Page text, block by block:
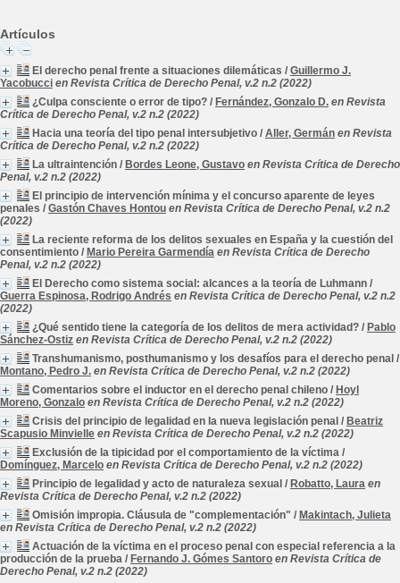
Artículos
El derecho penal frente a situaciones dilemáticas / Guillermo J.
Yacobucci en Revista Crítica de Derecho Penal, v.2 n.2 (2022)
¿Culpa consciente o error de tipo? / Fernández, Gonzalo D. en Revista
Crítica de Derecho Penal, v.2 n.2 (2022)
Hacia una teoría del tipo penal intersubjetivo / Aller, Germán en Revista
Crítica de Derecho Penal, v.2 n.2 (2022)
La ultraintención / Bordes Leone, Gustavo en Revista Crítica de Derecho
Penal, v.2 n.2 (2022)
El principio de intervención mínima y el concurso aparente de leyes
penales / Gastón Chaves Hontou en Revista Crítica de Derecho Penal, v.2 n.2
(2022)
La reciente reforma de los delitos sexuales en España y la cuestión del
consentimiento / Mario Pereira Garmendía en Revista Crítica de Derecho
Penal, v.2 n.2 (2022)
El Derecho como sistema social: alcances a la teoría de Luhmann /
Guerra Espinosa, Rodrigo Andrés en Revista Crítica de Derecho Penal, v.2 n.2
(2022)
¿Qué sentido tiene la categoría de los delitos de mera actividad? / Pablo
Sánchez-Ostiz en Revista Crítica de Derecho Penal, v.2 n.2 (2022)
Transhumanismo, posthumanismo y los desafíos para el derecho penal /
Montano, Pedro J. en Revista Crítica de Derecho Penal, v.2 n.2 (2022)
Comentarios sobre el inductor en el derecho penal chileno / Hoyl
Moreno, Gonzalo en Revista Crítica de Derecho Penal, v.2 n.2 (2022)
Crisis del principio de legalidad en la nueva legislación penal / Beatriz
Scapusio Minvielle en Revista Crítica de Derecho Penal, v.2 n.2 (2022)
Exclusión de la tipicidad por el comportamiento de la víctima /
Domínguez, Marcelo en Revista Crítica de Derecho Penal, v.2 n.2 (2022)
Principio de legalidad y acto de naturaleza sexual / Robatto, Laura en
Revista Crítica de Derecho Penal, v.2 n.2 (2022)
Omisión impropia. Cláusula de "complementación" / Makintach, Julieta
en Revista Crítica de Derecho Penal, v.2 n.2 (2022)
Actuación de la víctima en el proceso penal con especial referencia a la
producción de la prueba / Fernando J. Gómes Santoro en Revista Crítica de
Derecho Penal, v.2 n.2 (2022)